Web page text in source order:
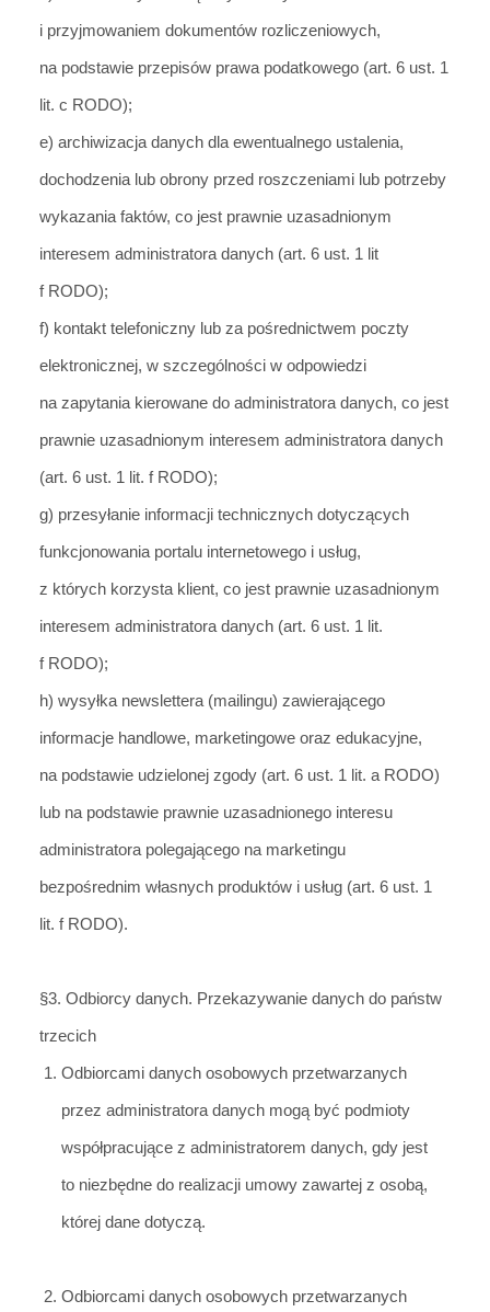
i przyjmowaniem dokumentów rozliczeniowych,
na podstawie przepisów prawa podatkowego (art. 6 ust. 1
lit. c RODO);
e) archiwizacja danych dla ewentualnego ustalenia,
dochodzenia lub obrony przed roszczeniami lub potrzeby
wykazania faktów, co jest prawnie uzasadnionym
interesem administratora danych (art. 6 ust. 1 lit
f RODO);
f) kontakt telefoniczny lub za pośrednictwem poczty
elektronicznej, w szczególności w odpowiedzi
na zapytania kierowane do administratora danych, co jest
prawnie uzasadnionym interesem administratora danych
(art. 6 ust. 1 lit. f RODO);
g) przesyłanie informacji technicznych dotyczących
funkcjonowania portalu internetowego i usług,
z których korzysta klient, co jest prawnie uzasadnionym
interesem administratora danych (art. 6 ust. 1 lit.
f RODO);
h) wysyłka newslettera (mailingu) zawierającego
informacje handlowe, marketingowe oraz edukacyjne,
na podstawie udzielonej zgody (art. 6 ust. 1 lit. a RODO)
lub na podstawie prawnie uzasadnionego interesu
administratora polegającego na marketingu
bezpośrednim własnych produktów i usług (art. 6 ust. 1
lit. f RODO).
§3. Odbiorcy danych. Przekazywanie danych do państw
trzecich
Odbiorcami danych osobowych przetwarzanych
przez administratora danych mogą być podmioty
współpracujące z administratorem danych, gdy jest
to niezbędne do realizacji umowy zawartej z osobą,
której dane dotyczą.
Odbiorcami danych osobowych przetwarzanych